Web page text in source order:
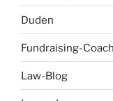
Duden
Fundraising-Coach
Law-Blog